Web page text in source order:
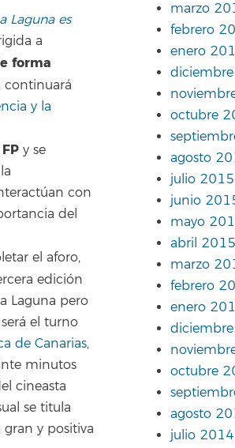
Laguna es
a
forma
continuará
y la
y se
con
del
el aforo,
edición
Laguna pero
el turno
de Canarias,
minutos
cineasta
se titula
y positiva
marzo
febrero
enero
octubre
agosto
julio 2015
junio
mayo
abril 2015
marzo
febrero
enero
octubre
agosto
julio 2014